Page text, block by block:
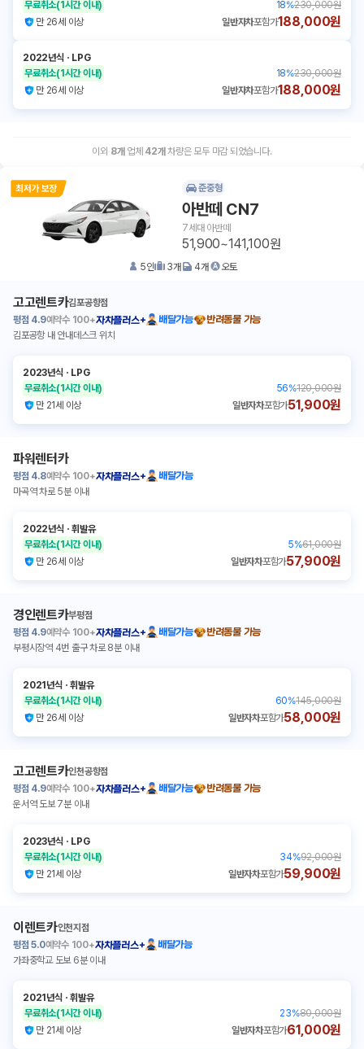
무료취소(1시간 이내) 18%230,000원
만 26세 이상
일반자차포함가188,000원
2022년식 ㆍ LPG
무료취소(1시간 이내) 18%230,000원
만 26세 이상
일반자차포함가188,000원
이외 8개 업체 42개 차량은 모두 마감 되었습니다.
준중형
아반떼 CN7
7세대 아반떼
51,900~141,100원
5인 3개 4개 오토
고고렌트카김포공항점
평점 4.9예약수 100+자차플러스+ 배달가능
반려동물 가능
김포공항 내 안내데스크 위치
2023년식 ㆍ LPG
무료취소(1시간 이내) 56%120,000원
만 21세 이상
일반자차포함가51,900원
파워렌터카
평점 4.8예약수 100+자차플러스+
배달가능
마곡역 차로 5분 이내
2022년식 ㆍ휘발유
무료취소(1시간 이내) 5%61,000원
만 26세 이상
일반자차포함가57,900원
경인렌트카부평점
평점 4.9예약수 100+자차플러스+ 배달가능
반려동물 가능
부평시장역 4번 출구 차로 8분 이내
2021년식 ㆍ휘발유
무료취소(1시간 이내) 60%145,000원
만 26세 이상
일반자차포함가58,000원
고고렌트카인천공항점
평점 4.9예약수 100+자차플러스+ 배달가능
반려동물 가능
운서역 도보 7분 이내
2023년식 ㆍ LPG
무료취소(1시간 이내) 34%92,000원
만 21세 이상
일반자차포함가59,900원
이렌트카인천지점
평점 5.0예약수 100+자차플러스+
배달가능
가좌중학교 도보 6분 이내
2021년식 ㆍ휘발유
무료취소(1시간 이내) 23%80,000원
만 21세 이상
일반자차포함가61,000원